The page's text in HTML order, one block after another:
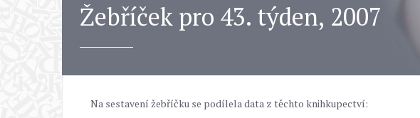
Žebříček pro 43. týden, 2007
Na sestavení žebříčku se podílela data z těchto knihkupectví: